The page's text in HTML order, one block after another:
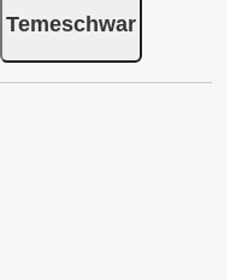
Temeschwar